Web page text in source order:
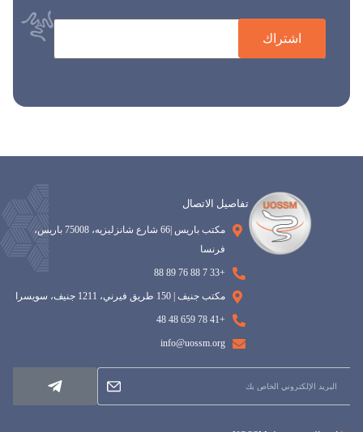
اشتراك
تفاصيل الاتصال
مكتب باريس |66 شارع شانزليزيه، 75008 باريس،
فرنسا
+33 7 88 76 89 88
مكتب جنيف | 150 طريق فيرني، 1211 جنيف، سويسرا
+41 78 659 48 48
info@uossm.org